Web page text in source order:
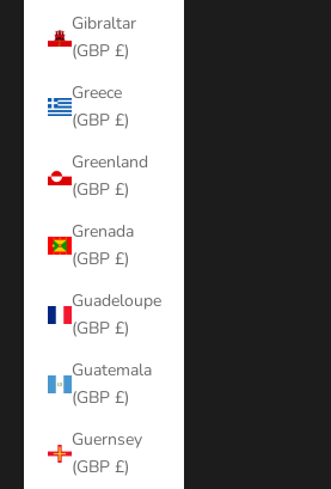
Gibraltar
(GBP £)
Greece
(GBP £)
Greenland
(GBP £)
Grenada
(GBP £)
Guadeloupe
(GBP £)
Guatemala
(GBP £)
Guernsey
(GBP £)